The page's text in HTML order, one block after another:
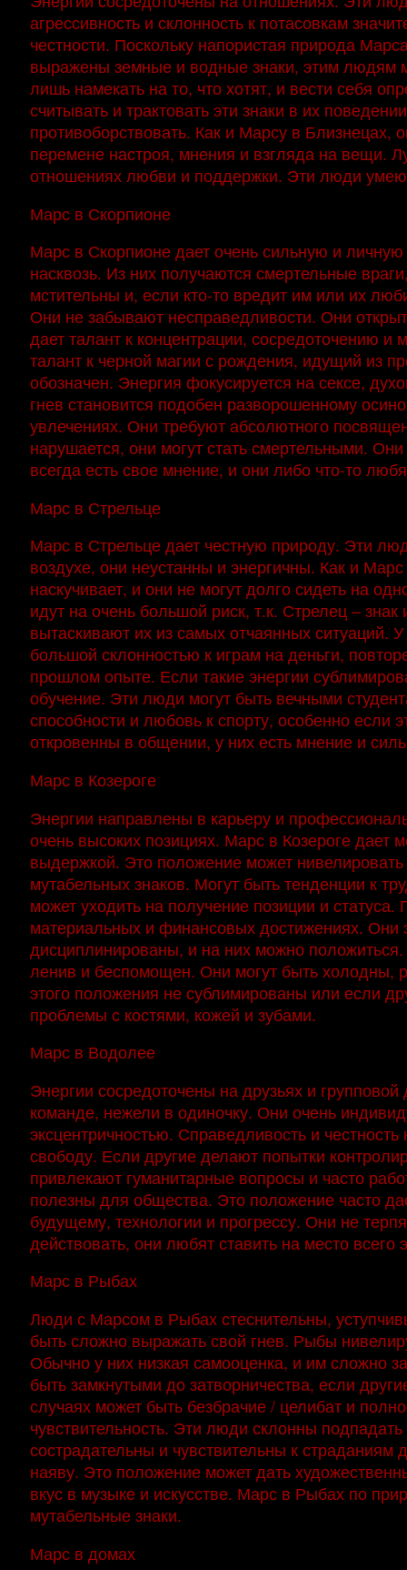
агрессивность и склонность к потасовкам
честности. Поскольку напористая природа
выражены земные и водные знаки, этим людям
лишь намекать на то, что хотят, и вести себя
считывать и трактовать эти знаки в их
противоборствовать. Как и Марсу в
перемене настроя, мнения и взгляда на вещи.
отношениях любви и поддержки. Эти люди
Марс в Скорпионе
Марс в Скорпионе дает очень сильную и
насквозь. Из них получаются смертельные
мстительны и, если кто-то вредит им или их
Они не забывают несправедливости. Они
дает талант к концентрации, сосредоточению
талант к черной магии с рождения, идущий из
обозначен. Энергия фокусируется на сексе,
гнев становится подобен разворошенному
увлечениях. Они требуют абсолютного
нарушается, они могут стать смертельными.
всегда есть свое мнение, и они либо что-то
Марс в Стрельце
Марс в Стрельце дает честную природу. Эти
воздухе, они неустанны и энергичны. Как и
наскучивает, и они не могут долго сидеть на
идут на очень большой риск, т.к. Стрелец –
вытаскивают их из самых отчаянных ситуаций.
большой склонностью к играм на деньги,
прошлом опыте. Если такие энергии
обучение. Эти люди могут быть вечными
способности и любовь к спорту, особенно
откровенны в общении, у них есть мнение и
Марс в Козероге
Энергии направлены в карьеру и
очень высоких позициях. Марс в Козероге дает
выдержкой. Это положение может
мутабельных знаков. Могут быть тенденции к
может уходить на получение позиции и
материальных и финансовых достижениях. Они
дисциплинированы, и на них можно
ленив и беспомощен. Они могут быть холодны,
этого положения не сублимированы или если
проблемы с костями, кожей и зубами.
Марс в Водолее
Энергии сосредоточены на друзьях и
команде, нежели в одиночку. Они очень
эксцентричностью. Справедливость и
свободу. Если другие делают попытки
привлекают гуманитарные вопросы и часто
полезны для общества. Это положение часто
будущему, технологии и прогрессу. Они не
действовать, они любят ставить на место всего
Марс в Рыбах
Люди с Марсом в Рыбах стеснительны,
быть сложно выражать свой гнев. Рыбы
Обычно у них низкая самооценка, и им сложно
быть замкнутыми до затворничества, если
случаях может быть безбрачие / целибат и
чувствительность. Эти люди склонны
сострадательны и чувствительны к
наяву. Это положение может дать
вкус в музыке и искусстве. Марс в Рыбах по
мутабельные знаки.
Марс в домах